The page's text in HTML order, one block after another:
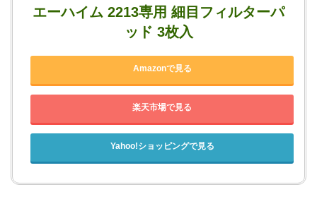
エーハイム 2213専用 細目フィルターパ
ッド 3枚入
Amazonで見る
楽天市場で見る
Yahoo!ショッピングで見る